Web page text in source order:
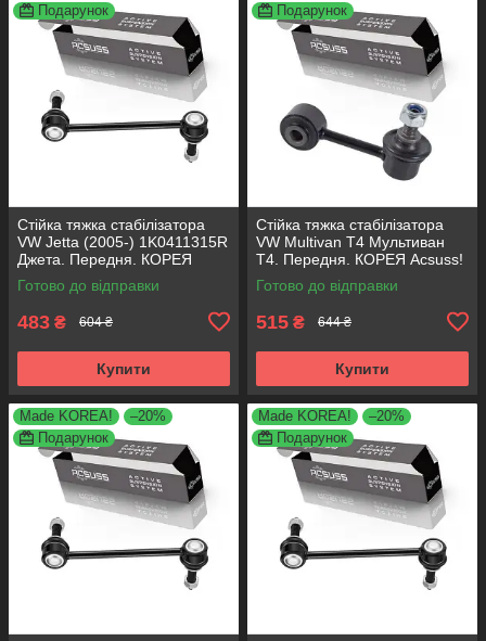
Подарунок
Стійка тяжка стабілізатора
VW Jetta (2005-) 1K0411315R
Джета. Передня. КОРЕЯ
Acsuss!
Готово до відправки
483 ₴ 604 ₴
Купити
Подарунок
Стійка тяжка стабілізатора
VW Multivan T4 Мультиван
Т4. Передня. КОРЕЯ Acsuss!
Готово до відправки
515 ₴ 644 ₴
Купити
Made KOREA!
–20%
Подарунок
Made KOREA!
–20%
Подарунок